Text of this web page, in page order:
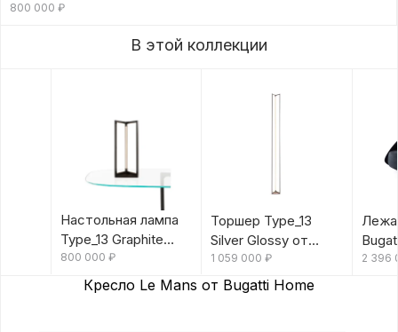
800 000 ₽
В этой коллекции
Настольная лампа
Type_13 Graphite
Glossy от Bugatti
Home
800 000 ₽
Торшер Type_13
Silver Glossy от
Bugatti Home
1 059 000 ₽ 2 396
Кресло Le Mans от Bugatti Home